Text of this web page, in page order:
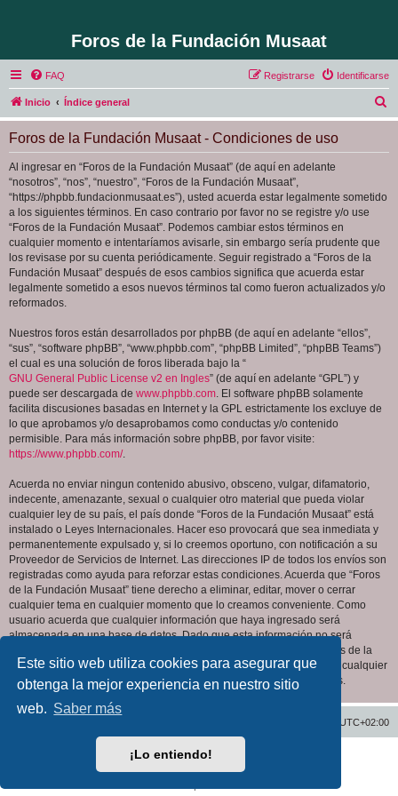
Este sitio web utiliza cookies para asegurar que
obtenga la mejor experiencia en nuestro sitio
web. Saber más
¡Lo entiendo!
Foros de la Fundación Musaat
FAQ Identificarse
Registrarse
Inicio Índice general
u
Foros de la Fundación Musaat - Condiciones de uso
Al ingresar en “Foros de la Fundación Musaat” (de aquí en adelante
“nosotros”, “nos”, “nuestro”, “Foros de la Fundación Musaat”,
“https://phpbb.fundacionmusaat.es”), usted acuerda estar legalmente sometido
a los siguientes términos. En caso contrario por favor no se registre y/o use
“Foros de la Fundación Musaat”. Podemos cambiar estos términos en
cualquier momento e intentaríamos avisarle, sin embargo sería prudente que
los revisase por su cuenta periódicamente. Seguir registrado a “Foros de la
Fundación Musaat” después de esos cambios significa que acuerda estar
legalmente sometido a esos nuevos términos tal como fueron actualizados y/o
reformados.
Nuestros foros están desarrollados por phpBB (de aquí en adelante “ellos”,
“sus”, “software phpBB”, “www.phpbb.com”, “phpBB Limited”, “phpBB Teams”)
el cual es una solución de foros liberada bajo la “
GNU General Public License v2 en Ingles” (de aquí en adelante “GPL”) y
puede ser descargada de www.phpbb.com. El software phpBB solamente
facilita discusiones basadas en Internet y la GPL estrictamente los excluye de
lo que aprobamos y/o desaprobamos como conductas y/o contenido
permisible. Para más información sobre phpBB, por favor visite:
https://www.phpbb.com/.
Acuerda no enviar ningun contenido abusivo, obsceno, vulgar, difamatorio,
indecente, amenazante, sexual o cualquier otro material que pueda violar
cualquier ley de su país, el país donde “Foros de la Fundación Musaat” está
instalado o Leyes Internacionales. Hacer eso provocará que sea inmediata y
permanentemente expulsado y, si lo creemos oportuno, con notificación a su
Proveedor de Servicios de Internet. Las direcciones IP de todos los envíos son
registradas como ayuda para reforzar estas condiciones. Acuerda que “Foros
de la Fundación Musaat” tiene derecho a eliminar, editar, mover o cerrar
cualquier tema en cualquier momento que lo creamos conveniente. Como
usuario acuerda que cualquier información que haya ingresado será
almacenada en una base de datos. Dado que esta información no será
compartida con ninguna tercera parte sin su consentimiento, ni “Foros de la
Fundación Musaat” ni phpBB podrán considerarse responsables por cualquier
intento de hacking que conlleve a que los datos sean comprometidos.
UTC+02:00
Desarrollado porphpBB® Forum Software © phpBB Limited
phpBB España